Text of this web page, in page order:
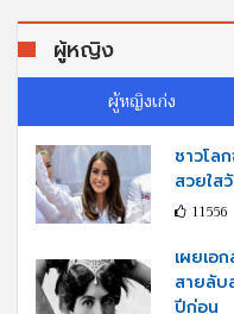
ผู้หญิง
ผู้หญิงเก่ง
ชาวโล
สวยใส
11556
เผยเอ
สายลับ
ปีก่อน